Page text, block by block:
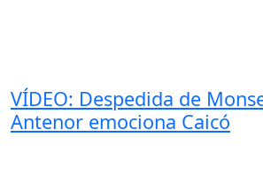
VÍDEO: Despedida de
Antenor emociona Caicó